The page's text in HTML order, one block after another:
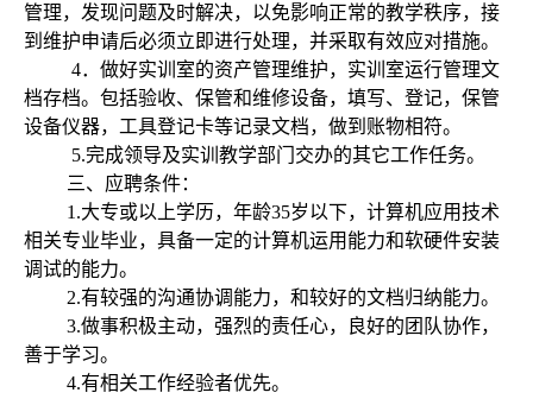
管理，发现问题及时解决，以免影响正常的教学秩序，接
到维护申请后必须立即进行处理，并采取有效应对措施。
4．做好实训室的资产管理维护，实训室运行管理文
档存档。包括验收、保管和维修设备，填写、登记，保管
设备仪器，工具登记卡等记录文档，做到账物相符。
5.完成领导及实训教学部门交办的其它工作任务。
三、应聘条件：
1.大专或以上学历，年龄35岁以下，计算机应用技术
相关专业毕业，具备一定的计算机运用能力和软硬件安装
调试的能力。
2.有较强的沟通协调能力，和较好的文档归纳能力。
3.做事积极主动，强烈的责任心，良好的团队协作，
善于学习。
4.有相关工作经验者优先。